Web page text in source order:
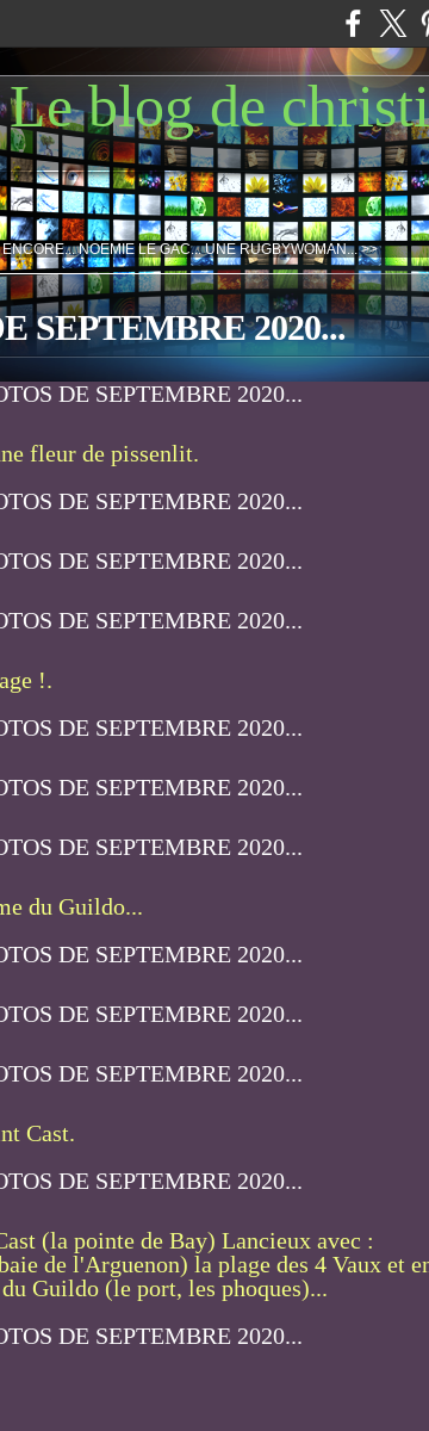
Le blog de
NOEMIE LE GAC... UNE RUGBYWOMAN... >>
SEPTEMBRE 2020...
fleur de pissenlit.
!.
du Guildo...
Cast.
(la pointe de Bay) Lancieux avec :
de l'Arguenon) la plage des 4 Vaux et
Guildo (le port, les phoques)...